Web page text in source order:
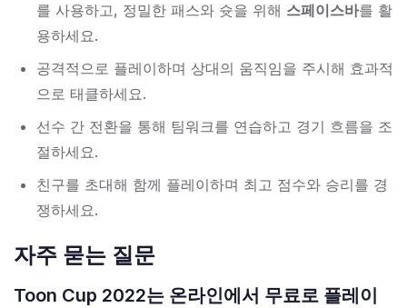
를 사용하고, 정밀한 패스와 슛을 위해 스페이스바를 활
용하세요.
공격적으로 플레이하며 상대의 움직임을 주시해 효과적
으로 태클하세요.
선수 간 전환을 통해 팀워크를 연습하고 경기 흐름을 조
절하세요.
친구를 초대해 함께 플레이하며 최고 점수와 승리를 경
쟁하세요.
자주 묻는 질문
Toon Cup 2022는 온라인에서 무료로 플레이